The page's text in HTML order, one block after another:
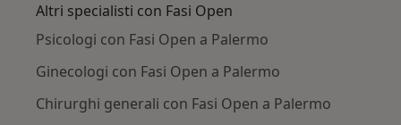
Altri specialisti con Fasi Open
Psicologi con Fasi Open a Palermo
Ginecologi con Fasi Open a Palermo
Chirurghi generali con Fasi Open a Palermo